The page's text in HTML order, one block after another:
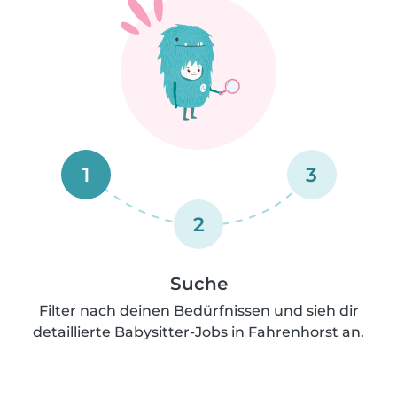
1
2
3
Suche
Filter nach deinen Bedürfnissen und sieh dir
detaillierte Babysitter-Jobs in Fahrenhorst an.